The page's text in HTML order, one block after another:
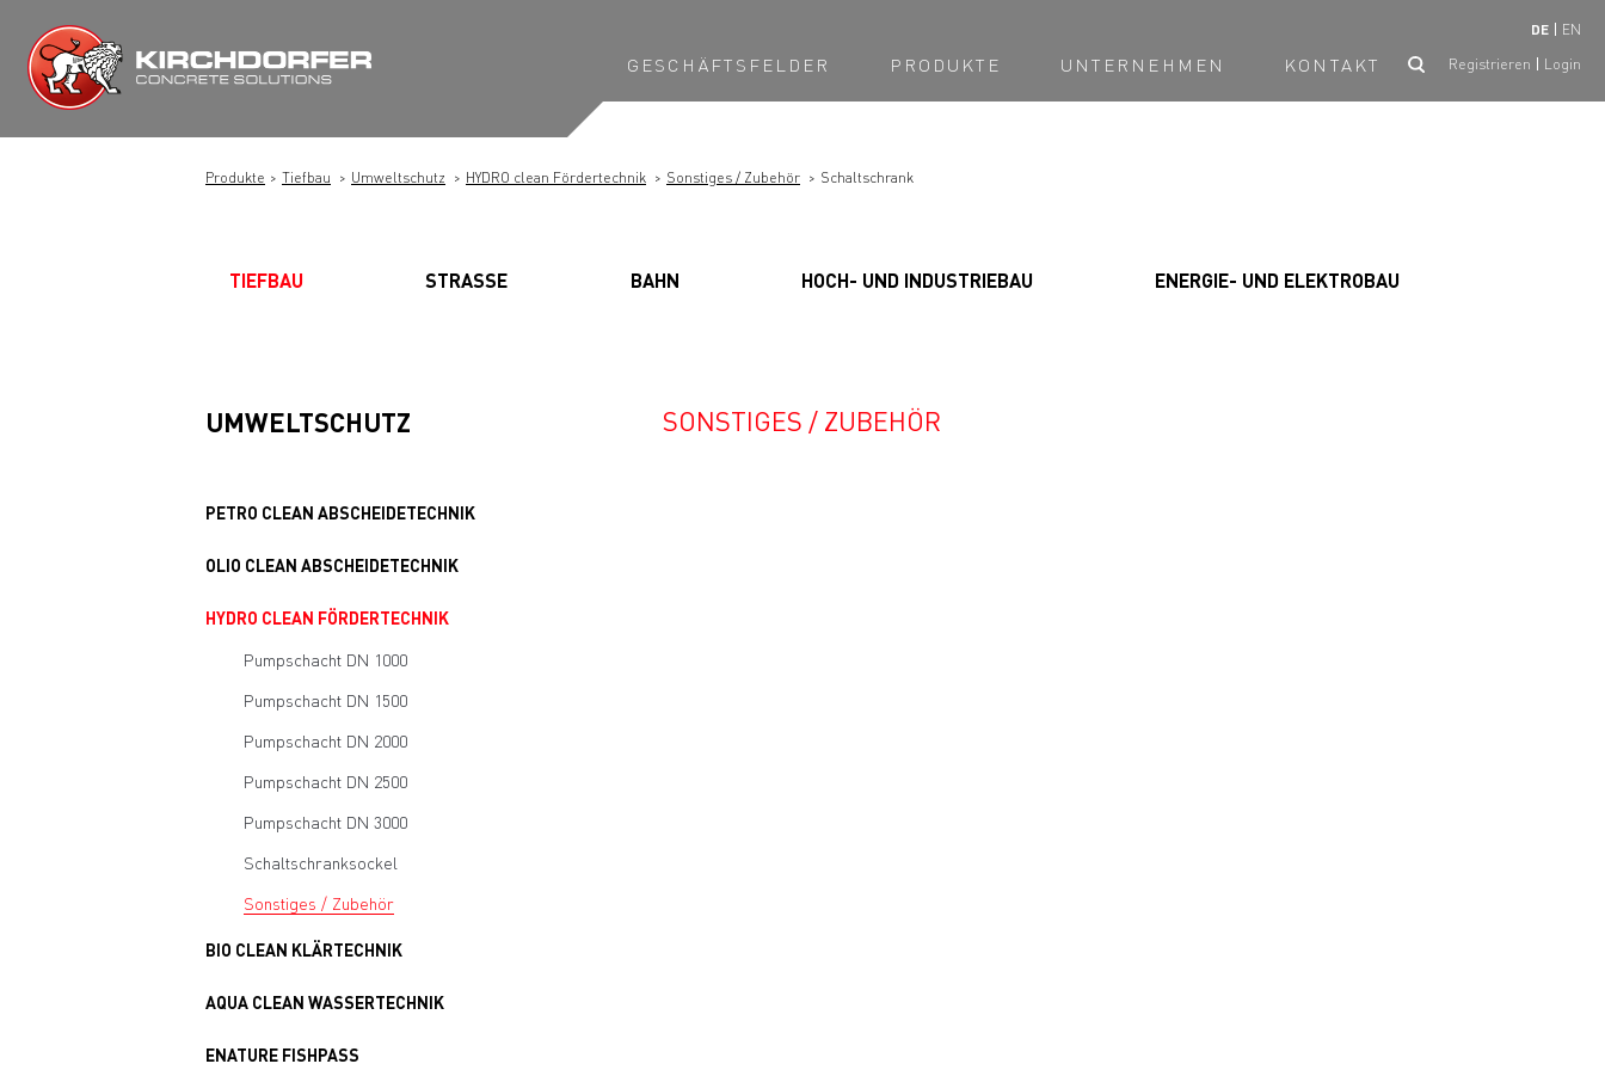
Inhalt
springen
DE EN
GESCHÄFTSFELDER PRODUKTE UNTERNEHMEN KONTAKT Registrieren Login
Produkte Tiefbau Umweltschutz HYDRO clean Fördertechnik Sonstiges / Zubehör Schaltschrank
TIEFBAU STRASSE BAHN HOCH- UND INDUSTRIEBAU ENERGIE- UND ELEKTROBAU
UMWELTSCHUTZ
PETRO CLEAN ABSCHEIDETECHNIK
OLIO CLEAN ABSCHEIDETECHNIK
HYDRO CLEAN FÖRDERTECHNIK
Pumpschacht DN 1000
Pumpschacht DN 1500
Pumpschacht DN 2000
Pumpschacht DN 2500
Pumpschacht DN 3000
Schaltschranksockel
Sonstiges / Zubehör
BIO CLEAN KLÄRTECHNIK
AQUA CLEAN WASSERTECHNIK
ENATURE FISHPASS
SONSTIGES / ZUBEHÖR